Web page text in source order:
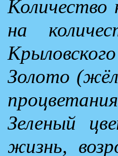
Количество
на
Крыловского
Золото
Зеленый
жизнь,